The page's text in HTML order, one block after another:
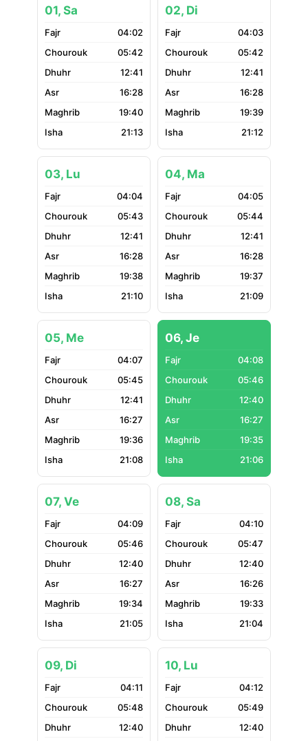
01, Sa
04:02
05:42
12:41
16:28
19:40
21:13
02, Di
04:03
05:42
12:41
16:28
19:39
21:12
03, Lu
04:04
05:43
12:41
16:28
19:38
21:10
04, Ma
04:05
05:44
12:41
16:28
19:37
21:09
05, Me
04:07
05:45
12:41
16:27
19:36
21:08
06, Je
04:08
05:46
12:40
16:27
19:35
21:06
07, Ve
04:09
05:46
12:40
16:27
19:34
21:05
08, Sa
04:10
05:47
12:40
16:26
19:33
21:04
09, Di
04:11
05:48
12:40
10, Lu
04:12
05:49
12:40